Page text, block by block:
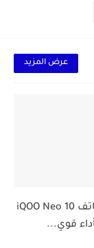
عرض المزيد
تعرف على هاتف iQOO Neo 10